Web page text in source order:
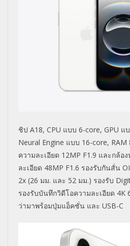
ชิป A18, CPU แบบ 6-core, GPU แ
Neural Engine แบบ 16-core, RAM
ความละเอียด 12MP F1.9 และกล้อ
ละเอียด 48MP F1.6 รองรับกันสั่น
2x (26 มม. และ 52 มม.) รองรับ
รองรับบันทึกวิดีโอความละเอียด 4K
ว่ามาพร้อมปุ่มแอ็คชั่น และ USB-C